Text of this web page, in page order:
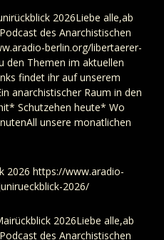
2026Liebe alle,ab
des Anarchistischen
berlin.org/libertaerer-
den Themen im aktuellen
findet ihr auf unserem
anarchistischer Raum in den
Schutzehen heute* Wo
unsere monatlichen
2026 https://www.aradio-
2026/
2026Liebe alle,ab
des Anarchistischen